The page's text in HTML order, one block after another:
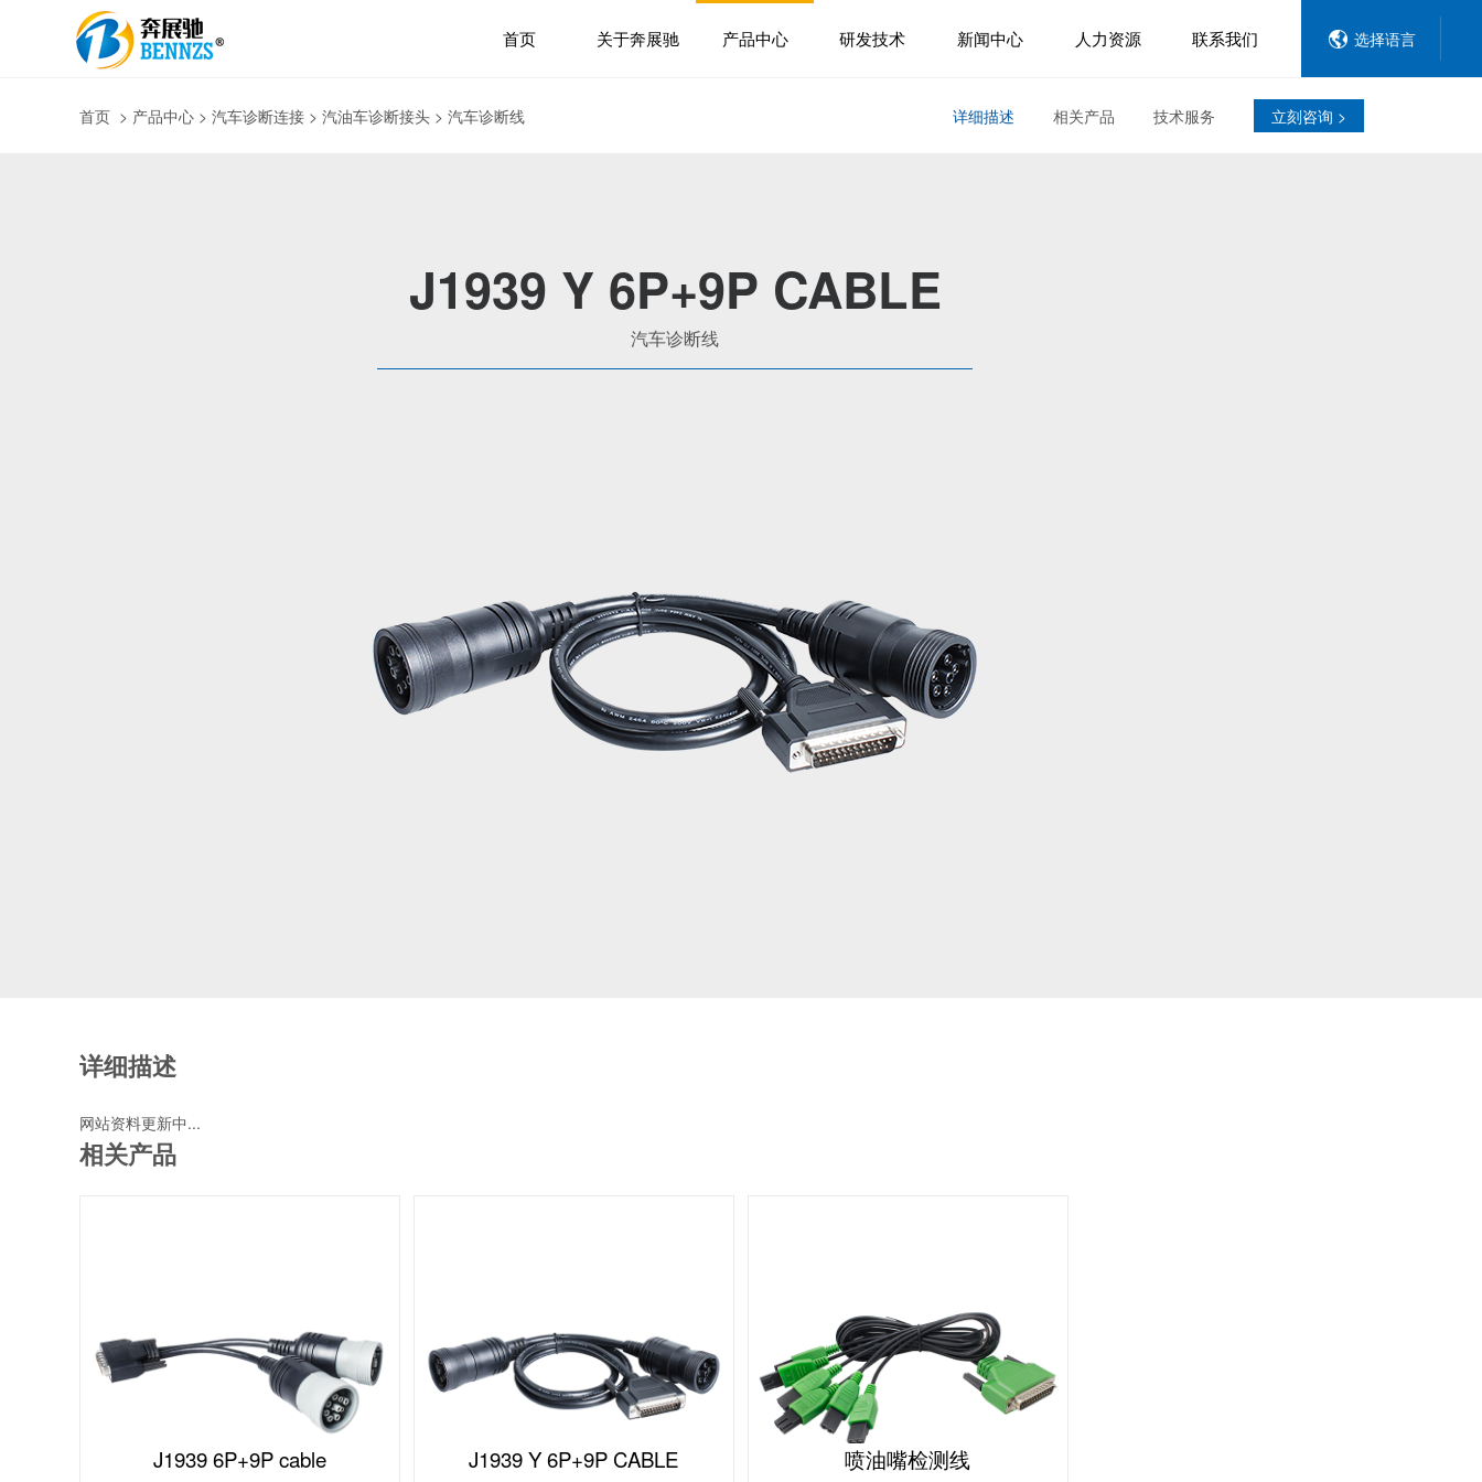
选择语言
首页 关于奔展驰 产品中心 研发技术 新闻中心 人力资源 联系我们
详细描述 相关产品 技术服务 立刻咨询 >
首页 > 产品中心 > 汽车诊断连接 > 汽油车诊断接头 > 汽车诊断线
J1939 Y 6P+9P CABLE
汽车诊断线
详细描述
网站资料更新中...
相关产品
J1939 6P+9P cable J1939 Y 6P+9P CABLE 喷油嘴检测线